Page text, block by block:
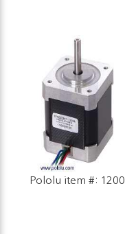
Pololu item #: 1200